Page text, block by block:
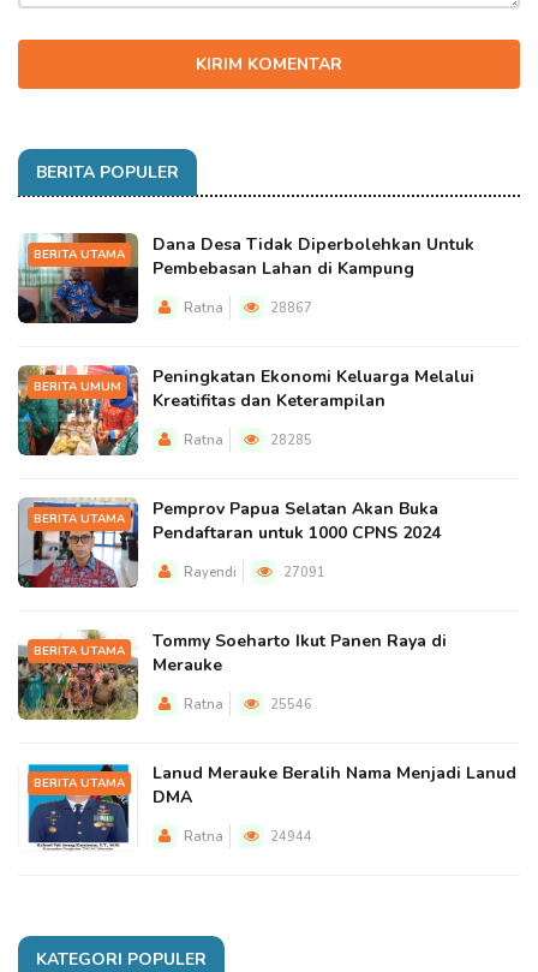
KIRIM KOMENTAR
BERITA POPULER
BERITA UTAMA
Dana Desa Tidak Diperbolehkan Untuk
Pembebasan Lahan di Kampung
Ratna 28867
BERITA UMUM
Peningkatan Ekonomi Keluarga Melalui
Kreatifitas dan Keterampilan
Ratna 28285
BERITA UTAMA
Pemprov Papua Selatan Akan Buka
Pendaftaran untuk 1000 CPNS 2024
Rayendi 27091
BERITA UTAMA
Tommy Soeharto Ikut Panen Raya di
Merauke
Ratna 25546
BERITA UTAMA
Lanud Merauke Beralih Nama Menjadi Lanud
DMA
Ratna 24944
KATEGORI POPULER